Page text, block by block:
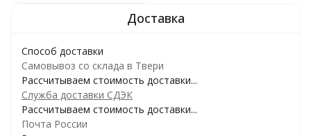
Способ доставки
Самовывоз со склада в Твери
Рассчитываем стоимость доставки...
Служба доставки СДЭК
Рассчитываем стоимость доставки...
Почта России